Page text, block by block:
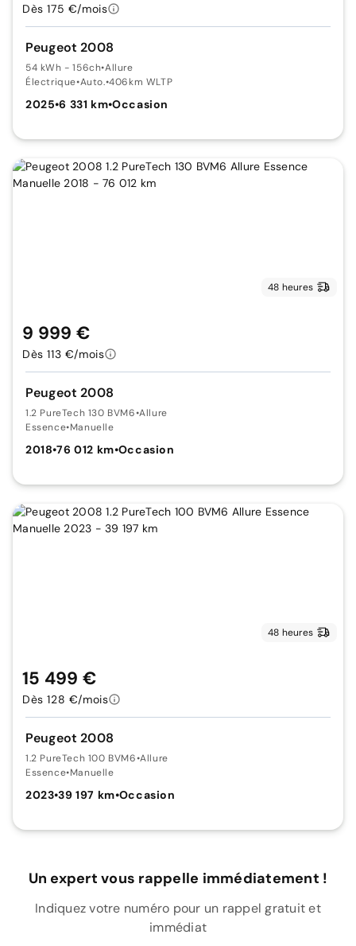
Peugeot 2008
54 kWh - 156ch•Allure
Électrique•Auto.•406km WLTP
2025•6 331 km•Occasion
Dès 175 €/mois
48 heures
Peugeot 2008
1.2 PureTech 130 BVM6•Allure
Essence•Manuelle
2018•76 012 km•Occasion
9 999 €
Dès 113 €/mois
48 heures
Peugeot 2008
1.2 PureTech 100 BVM6•Allure
Essence•Manuelle
2023•39 197 km•Occasion
15 499 €
Dès 128 €/mois
Un expert vous rappelle immédiatement !
Indiquez votre numéro pour un rappel gratuit et
immédiat